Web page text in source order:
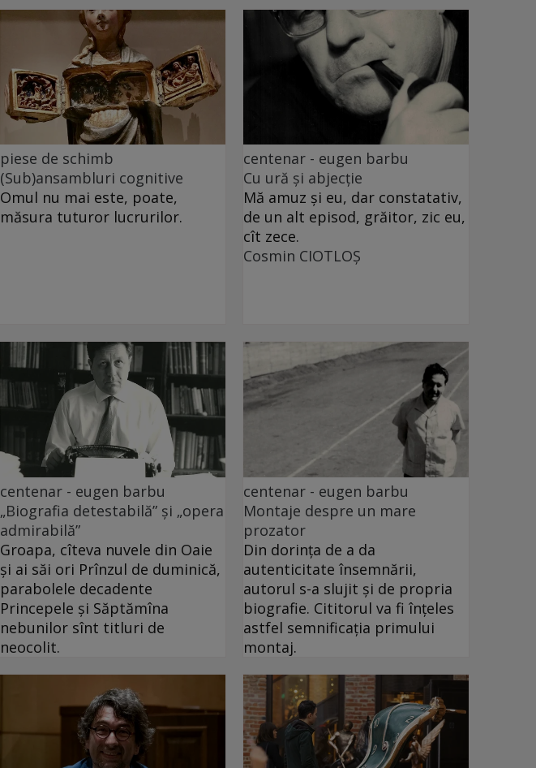
piese de schimb
(Sub)ansambluri cognitive
Omul nu mai este, poate,
măsura tuturor lucrurilor.
centenar - eugen barbu
Cu ură și abjecție
Mă amuz și eu, dar constatativ,
de un alt episod, grăitor, zic eu,
cît zece.
Cosmin CIOTLOŞ
centenar - eugen barbu
„Biografia detestabilă” și „opera
admirabilă”
Groapa, cîteva nuvele din Oaie
și ai săi ori Prînzul de duminică,
parabolele decadente
Princepele și Săptămîna
nebunilor sînt titluri de
neocolit.
centenar - eugen barbu
Montaje despre un mare
prozator
Din dorința de a da
autenticitate însemnării,
autorul s-a slujit și de propria
biografie. Cititorul va fi înțeles
astfel semnificația primului
montaj.